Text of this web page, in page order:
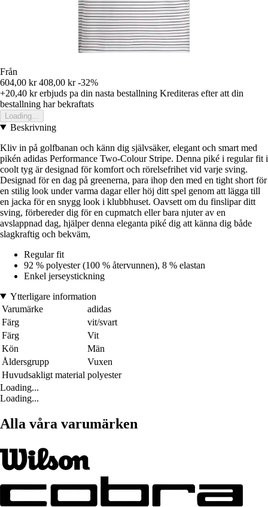
Från
604,00 kr 408,00 kr -32%
+20,40 krerbjuds pa din nasta bestallning Krediteras efter att din
bestallning har bekraftats
Loading...
Beskrivning
Kliv in på golfbanan och känn dig självsäker, elegant och smart med
pikén adidas Performance Two-Colour Stripe. Denna piké i regular fit i
coolt tyg är designad för komfort och rörelsefrihet vid varje sving.
Designad för en dag på greenerna, para ihop den med en tight short för
en stilig look under varma dagar eller höj ditt spel genom att lägga till
en jacka för en snygg look i klubbhuset. Oavsett om du finslipar ditt
sving, förbereder dig för en cupmatch eller bara njuter av en
avslappnad dag, hjälper denna eleganta piké dig att känna dig både
slagkraftig och bekväm,
Regular fit
92 % polyester (100 % återvunnen), 8 % elastan
Enkel jerseystickning
Ytterligare information
Varumärke
adidas
Färg
vit/svart
Färg
Vit
Kön
Män
Åldersgrupp
Vuxen
Huvudsakligt material polyester
Loading...
Loading...
Alla våra varumärken